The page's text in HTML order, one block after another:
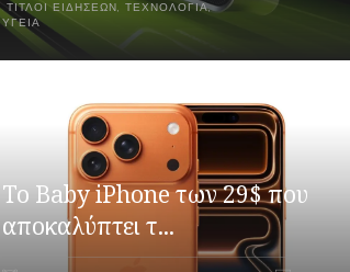
ΤΊΤΛΟΙ ΕΙΔΉΣΕΩΝ ΤΕΧΝΟΛΟΓΊΑ,
ΥΓΕΊΑ
Το Baby iPhone των 29$ που
αποκαλύπτει τ...